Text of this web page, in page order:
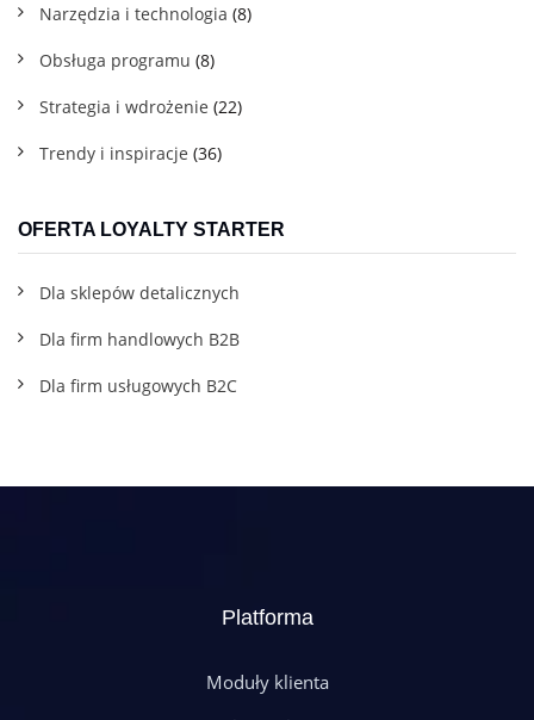
Narzędzia i technologia (8)
Obsługa programu (8)
Strategia i wdrożenie (22)
Trendy i inspiracje (36)
OFERTA LOYALTY STARTER
Dla sklepów detalicznych
Dla firm handlowych B2B
Dla firm usługowych B2C
Platforma
Moduły klienta